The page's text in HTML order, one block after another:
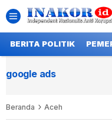
BERITA POLITIK
google ads
Beranda Aceh